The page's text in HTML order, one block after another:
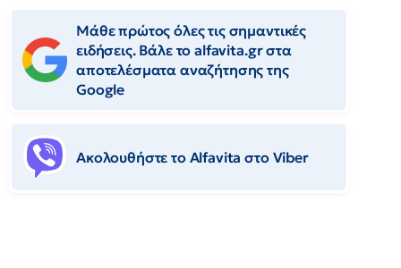
Μάθε πρώτος όλες τις σημαντικές
ειδήσεις. Βάλε το alfavita.gr στα
αποτελέσματα αναζήτησης της
Google
Ακολουθήστε το Αlfavita στο Viber